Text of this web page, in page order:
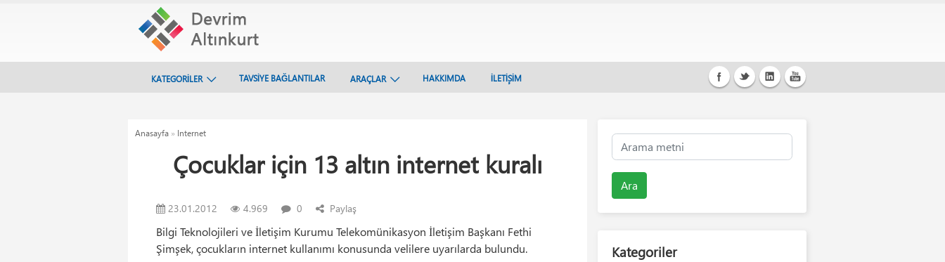
KATEGORİLER TAVSİYE BAĞLANTILAR ARAÇLAR HAKKIMDA İLETİŞİM
Anasayfa » Internet
Çocuklar için 13 altın internet kuralı
23.01.2012 4.969 0 Paylaş
Bilgi Teknolojileri ve İletişim Kurumu Telekomünikasyon İletişim Başkanı Fethi
Şimşek, çocukların internet kullanımı konusunda velilere uyarılarda bulundu.
Ara
Kategoriler